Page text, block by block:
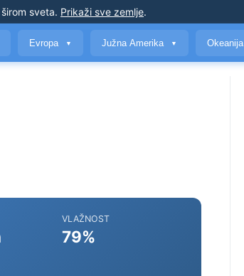
sveta. Prikaži sve zemlje.
Evropa ▼ Južna Amerika ▼ Okeanija
VLAŽNOST
79%